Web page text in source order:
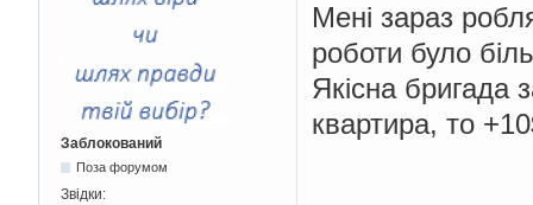
Заблокований
Поза форумом
Звідки:
Мені зараз
роботи було
Якісна бригада
квартира, то